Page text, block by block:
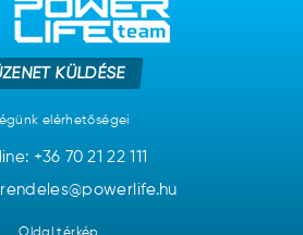
KÜLDÉSE
elérhetőségei
+36 70 21 22 111